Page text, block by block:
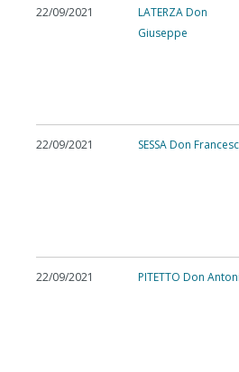
22/09/2021
LATERZA Don
Giuseppe
22/09/2021 SESSA Don
22/09/2021 PITETTO Don